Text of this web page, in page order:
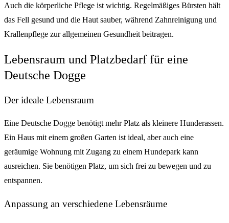
Auch die körperliche Pflege ist wichtig. Regelmäßiges Bürsten hält
das Fell gesund und die Haut sauber, während Zahnreinigung und
Krallenpflege zur allgemeinen Gesundheit beitragen.
Lebensraum und Platzbedarf für eine
Deutsche Dogge
Der ideale Lebensraum
Eine Deutsche Dogge benötigt mehr Platz als kleinere Hunderassen.
Ein Haus mit einem großen Garten ist ideal, aber auch eine
geräumige Wohnung mit Zugang zu einem Hundepark kann
ausreichen. Sie benötigen Platz, um sich frei zu bewegen und zu
entspannen.
Anpassung an verschiedene Lebensräume